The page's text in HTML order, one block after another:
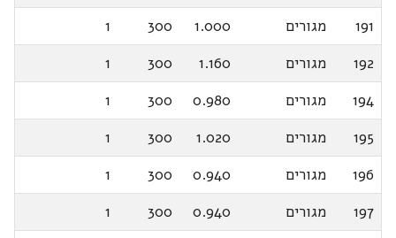
191
מגורים 1.000
300
1
192
מגורים 1.160
300
1
194
מגורים 0.980
300
1
195
מגורים 1.020
300
1
196
מגורים 0.940
300
1
197
מגורים 0.940
300
1